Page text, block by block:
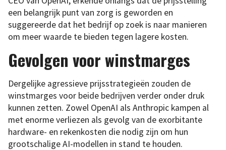
een belangrijk punt van zorg is geworden en
suggereerde dat het bedrijf op zoek is naar manieren
om meer waarde te bieden tegen lagere kosten.
Gevolgen voor winstmarges
Dergelijke agressieve prijsstrategieën zouden de
winstmarges voor beide bedrijven verder onder druk
kunnen zetten. Zowel OpenAI als Anthropic kampen al
met enorme verliezen als gevolg van de exorbitante
hardware- en rekenkosten die nodig zijn om hun
grootschalige AI-modellen in stand te houden.